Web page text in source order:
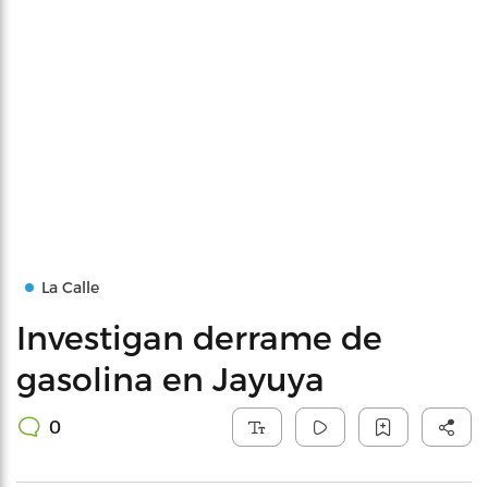
La Calle
Investigan derrame de
gasolina en Jayuya
0